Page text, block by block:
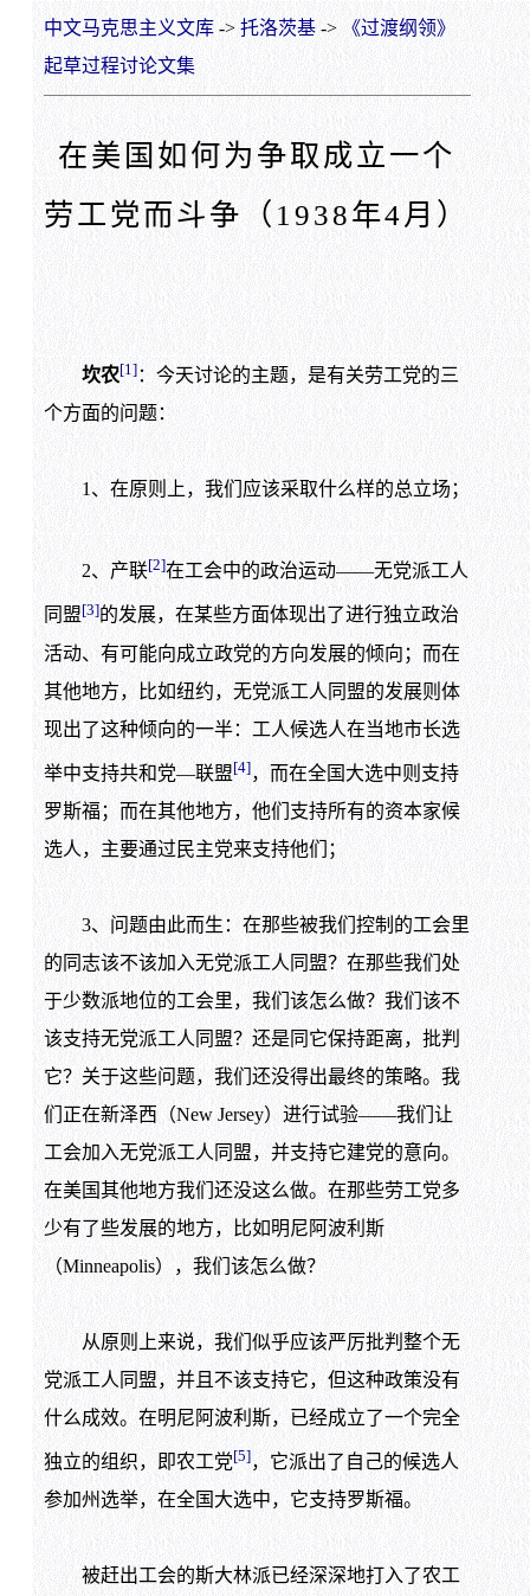
中文马克思主义文库-> 托洛茨基->
《过渡纲领》
起草过程讨论文集
在美国如何为争取成立一个
劳工党而斗争（1938年4月）
坎农[1]：今天讨论的主题，是有关劳工党的三
个方面的问题：
1、在原则上，我们应该采取什么样的总立场；
2、产联[2]在工会中的政治运动——无党派工人
同盟[3]的发展，在某些方面体现出了进行独立政治
活动、有可能向成立政党的方向发展的倾向；而在
其他地方，比如纽约，无党派工人同盟的发展则体
现出了这种倾向的一半：工人候选人在当地市长选
举中支持共和党—联盟[4]，而在全国大选中则支持
罗斯福；而在其他地方，他们支持所有的资本家候
选人，主要通过民主党来支持他们；
3、问题由此而生：在那些被我们控制的工会里
的同志该不该加入无党派工人同盟？在那些我们处
于少数派地位的工会里，我们该怎么做？我们该不
该支持无党派工人同盟？还是同它保持距离，批判
它？关于这些问题，我们还没得出最终的策略。我
们正在新泽西（New Jersey）进行试验——我们让
工会加入无党派工人同盟，并支持它建党的意向。
在美国其他地方我们还没这么做。在那些劳工党多
少有了些发展的地方，比如明尼阿波利斯
（Minneapolis），我们该怎么做？
从原则上来说，我们似乎应该严厉批判整个无
党派工人同盟，并且不该支持它，但这种政策没有
什么成效。在明尼阿波利斯，已经成立了一个完全
独立的组织，即农工党[5]，它派出了自己的候选人
参加州选举，在全国大选中，它支持罗斯福。
被赶出工会的斯大林派已经深深地打入了农工